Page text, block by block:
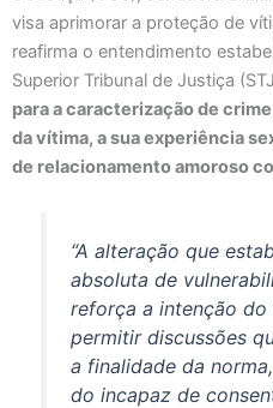
visa aprimorar a proteção de
reafirma o entendimento
Superior Tribunal de Justiça
para a caracterização de
da vítima, a sua experiência
de relacionamento amoroso
“A alteração que
absoluta de
reforça a intenção do
permitir discussões
a finalidade da
do incapaz de